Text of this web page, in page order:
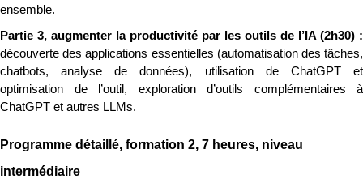
ensemble.
découverte des applications essentielles (automatisation des tâches,
chatbots, analyse de données), utilisation de ChatGPT et
optimisation de l’outil, exploration d’outils complémentaires à
ChatGPT et autres LLMs.
Programme détaillé, formation 2, 7 heures, niveau
intermédiaire